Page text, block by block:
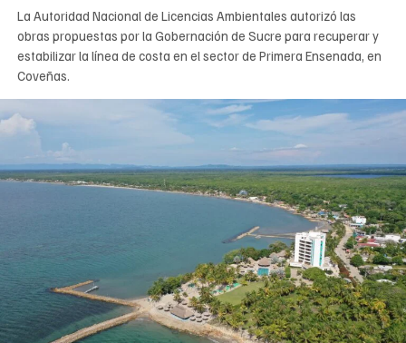
La Autoridad Nacional de Licencias Ambientales autorizó las
obras propuestas por la Gobernación de Sucre para recuperar y
estabilizar la línea de costa en el sector de Primera Ensenada, en
Coveñas.